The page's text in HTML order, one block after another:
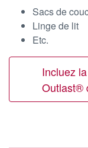
Sacs de
Linge de lit
Etc.
Incluez
Outlast®